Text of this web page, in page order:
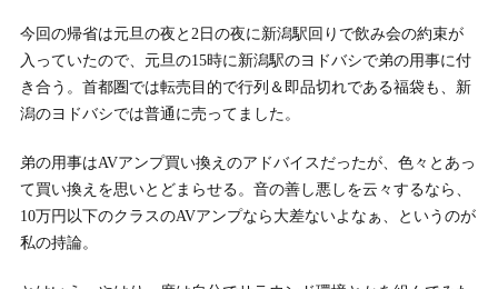
今回の帰省は元旦の夜と2日の夜に新潟駅回りで飲み会の約束が
入っていたので、元旦の15時に新潟駅のヨドバシで弟の用事に付
き合う。首都圏では転売目的で行列＆即品切れである福袋も、新
潟のヨドバシでは普通に売ってました。
弟の用事はAVアンプ買い換えのアドバイスだったが、色々とあっ
て買い換えを思いとどまらせる。音の善し悪しを云々するなら、
10万円以下のクラスのAVアンプなら大差ないよなぁ、というのが
私の持論。